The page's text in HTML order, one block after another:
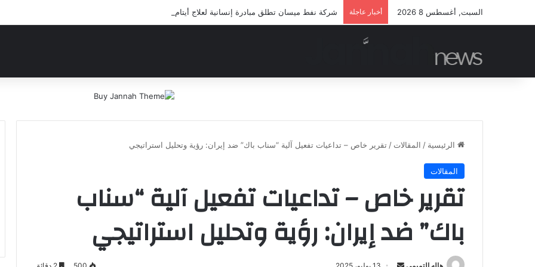
السبت, أغسطس 8 2026 أخبار عاجلة شركة نفط ميسان تطلق مبادرة إنسانية لعلاج أيتام مدرسة كافل اليتيم
الرئيسية / المقالات / تقرير خاص – تداعيات تفعيل آلية “سناب باك” ضد إيران: رؤية وتحليل استراتيجي
المقالات
تقرير خاص – تداعيات تفعيل آلية “سناب
باك” ضد إيران: رؤية وتحليل استراتيجي
أرسل